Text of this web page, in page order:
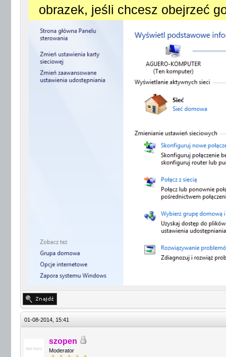
obrazek, jeśli chcesz obejrzeć
01-08-2014, 15:41
szopen
Moderator